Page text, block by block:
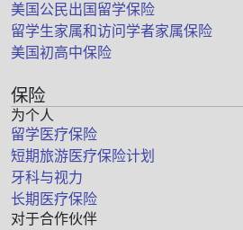
美国公民出国留学保险
留学生家属和访问学者家属保险
美国初高中保险
保险
为个人
留学医疗保险
短期旅游医疗保险计划
牙科与视力
长期医疗保险
对于合作伙伴